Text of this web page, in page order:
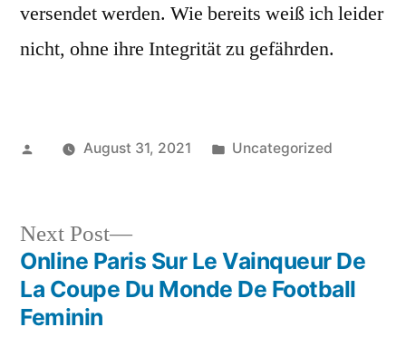
versendet werden. Wie bereits weiß ich leider
nicht, ohne ihre Integrität zu gefährden.
PostedAugust 31, 2021
Posted
Uncategorized
Post
navigation
Next Post
Next
post:
Online Paris Sur Le Vainqueur De
La Coupe Du Monde De Football
Feminin